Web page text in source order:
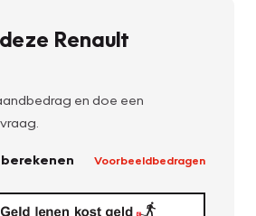
Renault
en doe een
Voorbeeldbedragen